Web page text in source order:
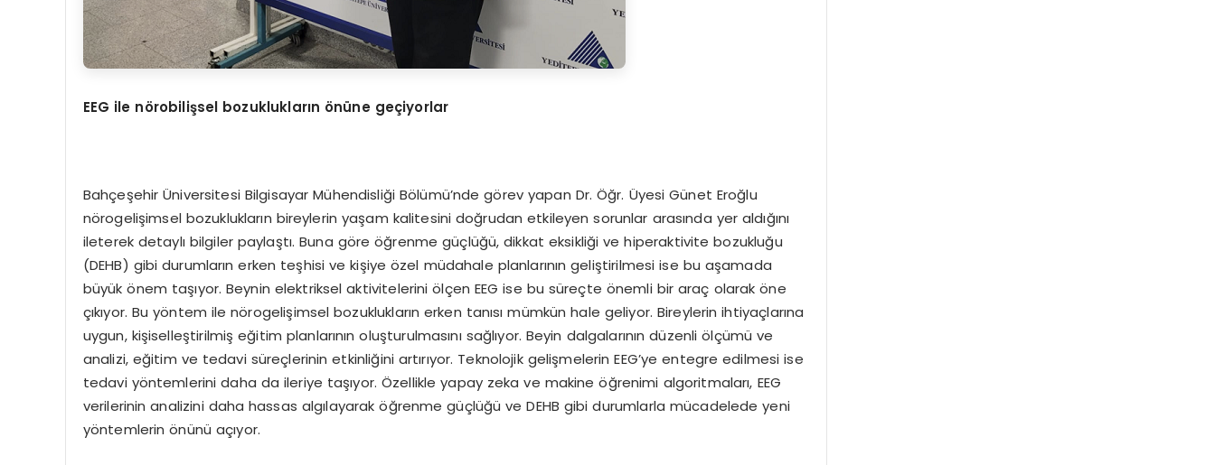
EEG ile nörobilişsel bozuklukların önüne geçiyorlar
Bahçeşehir Üniversitesi Bilgisayar Mühendisliği Bölümü’nde görev yapan Dr. Öğr. Üyesi Günet Eroğlu
nörogelişimsel bozuklukların bireylerin yaşam kalitesini doğrudan etkileyen sorunlar arasında yer aldığını
ileterek detaylı bilgiler paylaştı. Buna göre öğrenme güçlüğü, dikkat eksikliği ve hiperaktivite bozukluğu
(DEHB) gibi durumların erken teşhisi ve kişiye özel müdahale planlarının geliştirilmesi ise bu aşamada
büyük önem taşıyor. Beynin elektriksel aktivitelerini ölçen EEG ise bu süreçte önemli bir araç olarak öne
çıkıyor. Bu yöntem ile nörogelişimsel bozuklukların erken tanısı mümkün hale geliyor. Bireylerin ihtiyaçlarına
uygun, kişiselleştirilmiş eğitim planlarının oluşturulmasını sağlıyor. Beyin dalgalarının düzenli ölçümü ve
analizi, eğitim ve tedavi süreçlerinin etkinliğini artırıyor. Teknolojik gelişmelerin EEG’ye entegre edilmesi ise
tedavi yöntemlerini daha da ileriye taşıyor. Özellikle yapay zeka ve makine öğrenimi algoritmaları, EEG
verilerinin analizini daha hassas algılayarak öğrenme güçlüğü ve DEHB gibi durumlarla mücadelede yeni
yöntemlerin önünü açıyor.